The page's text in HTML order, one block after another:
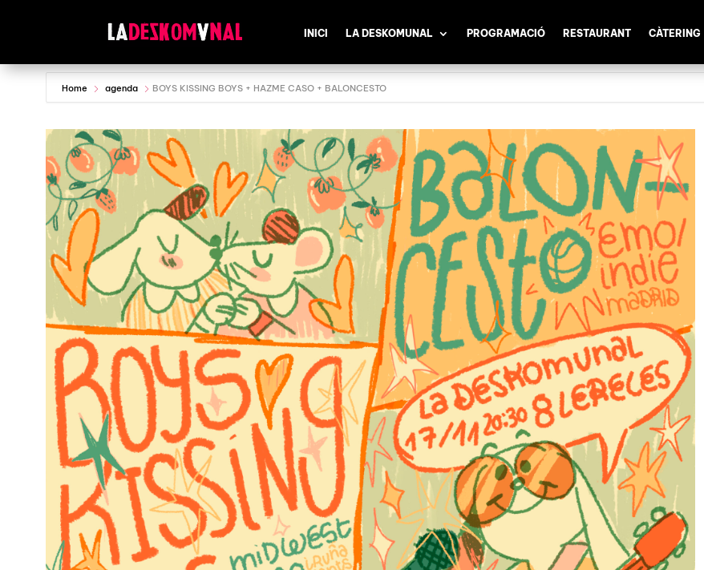
INICI LA DESKOMUNAL PROGRAMACIÓ RESTAURANT CÀTERING
Home agenda BOYS KISSING BOYS + HAZME CASO + BALONCESTO